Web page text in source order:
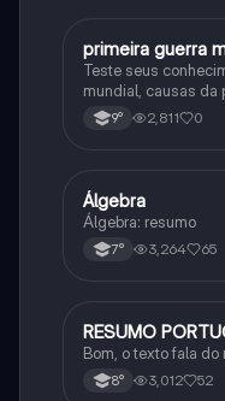
História
primeira guerra
Teste seus
mundial, causas da
consequências da
primeira guerra
9° 2,811 0
Matematica
Álgebra
Álgebra: resumo
7° 3,264 65
Português
RESUMO
Bom, o texto fala
8° 3,012 52